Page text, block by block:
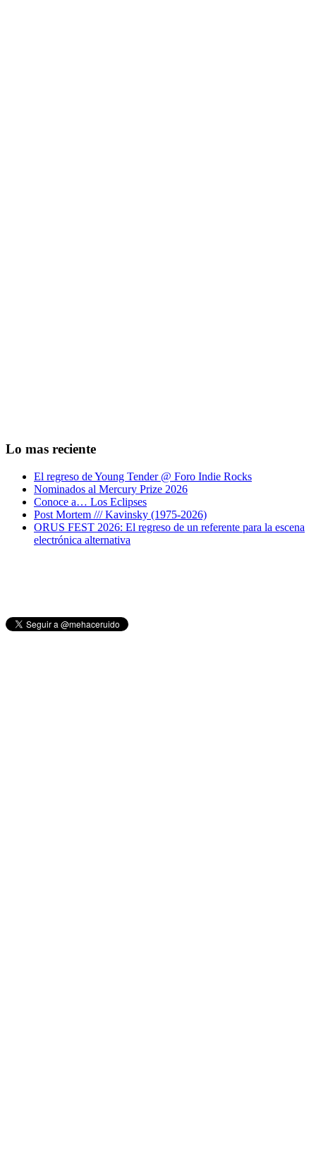
Lo mas reciente
El regreso de Young Tender @ Foro Indie Rocks
Nominados al Mercury Prize 2026
Conoce a… Los Eclipses
Post Mortem /// Kavinsky (1975-2026)
ORUS FEST 2026: El regreso de un referente para la escena
electrónica alternativa